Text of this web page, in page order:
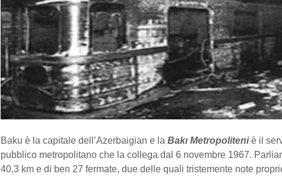
Baku è la capitale dell’Azerbaigian e la Bakı Metropoliteniè il
pubblico metropolitano che la collega dal 6 novembre 1967.
40,3 km e di ben 27 fermate, due delle quali tristemente note